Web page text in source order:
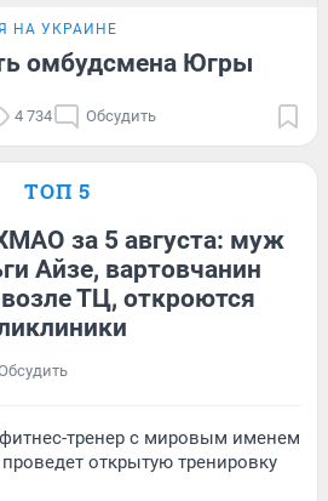
НА УКРАИНЕ
омбудсмена Югры
4 734 Обсудить
ТОП 5
за 5 августа: муж
Айзе, вартовчанин
ТЦ, откроются
тренер с мировым именем
открытую тренировку